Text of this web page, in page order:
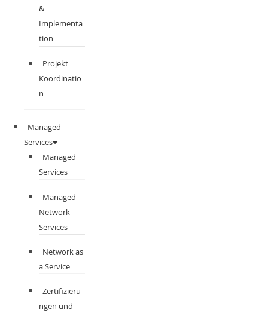
&
Implementa
tion
Projekt
Koordinatio
n
Managed
Services
Managed
Services
Managed
Network
Services
Network as
a Service
Zertifizieru
ngen und